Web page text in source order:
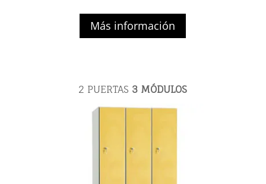
Más información
2 PUERTAS 3 MÓDULOS